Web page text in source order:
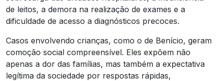
de leitos, a demora na realização de exames e a
dificuldade de acesso a diagnósticos precoces.
Casos envolvendo crianças, como o de Benício, geram
comoção social compreensível. Eles expõem não
apenas a dor das famílias, mas também a expectativa
legítima da sociedade por respostas rápidas,